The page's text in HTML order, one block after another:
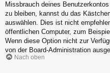
Missbrauch deines
zu bleiben, kannst du das
auswählen. Dies ist nicht
öffentlichen Computer, zum
Wenn diese Option nicht zur
von der Board-Administration
Nach oben